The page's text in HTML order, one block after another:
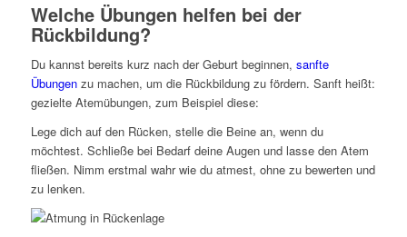
Welche Übungen helfen bei der
Rückbildung?
Du kannst bereits kurz nach der Geburt beginnen, sanfte
Übungenzu machen, um die Rückbildung zu fördern. Sanft heißt:
gezielte Atemübungen, zum Beispiel diese:
Lege dich auf den Rücken, stelle die Beine an, wenn du
möchtest. Schließe bei Bedarf deine Augen und lasse den Atem
fließen. Nimm erstmal wahr wie du atmest, ohne zu bewerten und
zu lenken.